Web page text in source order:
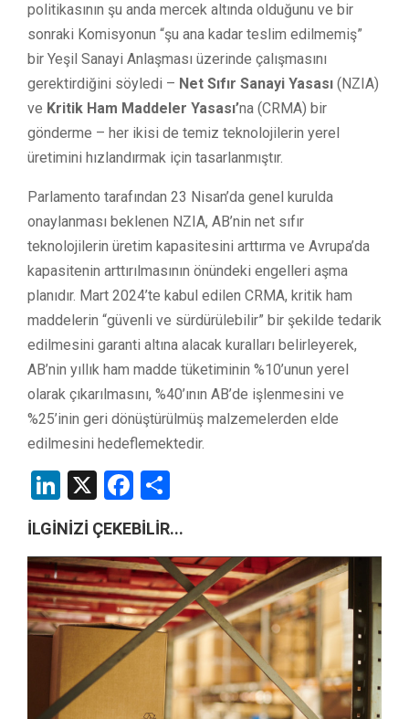
politikasının şu anda mercek altında olduğunu ve bir
sonraki Komisyonun “şu ana kadar teslim edilmemiş”
bir Yeşil Sanayi Anlaşması üzerinde çalışmasını
gerektirdiğini söyledi – Net Sıfır Sanayi Yasası (NZIA)
ve Kritik Ham Maddeler Yasası’na (CRMA) bir
gönderme – her ikisi de temiz teknolojilerin yerel
üretimini hızlandırmak için tasarlanmıştır.
Parlamento tarafından 23 Nisan’da genel kurulda
onaylanması beklenen NZIA, AB’nin net sıfır
teknolojilerin üretim kapasitesini arttırma ve Avrupa’da
kapasitenin arttırılmasının önündeki engelleri aşma
planıdır. Mart 2024’te kabul edilen CRMA, kritik ham
maddelerin “güvenli ve sürdürülebilir” bir şekilde tedarik
edilmesini garanti altına alacak kuralları belirleyerek,
AB’nin yıllık ham madde tüketiminin %10’unun yerel
olarak çıkarılmasını, %40’ının AB’de işlenmesini ve
%25’inin geri dönüştürülmüş malzemelerden elde
edilmesini hedeflemektedir.
LinkedIn
X Facebook
İLGİNİZİ ÇEKEBİLİR...